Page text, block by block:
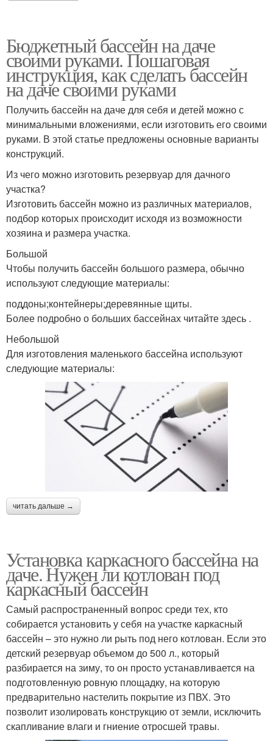
Бюджетный бассейн на даче
своими руками. Пошаговая
инструкция, как сделать бассейн
на даче своими руками
Получить бассейн на даче для себя и детей можно с
минимальными вложениями, если изготовить его своими
руками. В этой статье предложены основные варианты
конструкций.
Из чего можно изготовить резервуар для дачного
участка?
Изготовить бассейн можно из различных материалов,
подбор которых происходит исходя из возможности
хозяина и размера участка.
Большой
Чтобы получить бассейн большого размера, обычно
используют следующие материалы:
поддоны;контейнеры;деревянные щиты.
Более подробно о больших бассейнах читайте здесь .
Небольшой
Для изготовления маленького бассейна используют
следующие материалы:
читать дальше →
Установка каркасного бассейна на
даче. Нужен ли котлован под
каркасный бассейн
Самый распространенный вопрос среди тех, кто
собирается установить у себя на участке каркасный
бассейн – это нужно ли рыть под него котлован. Если это
детский резервуар объемом до 500 л., который
разбирается на зиму, то он просто устанавливается на
подготовленную ровную площадку, на которую
предварительно настелить покрытие из ПВХ. Это
позволит изолировать конструкцию от земли, исключить
скапливание влаги и гниение отросшей травы.